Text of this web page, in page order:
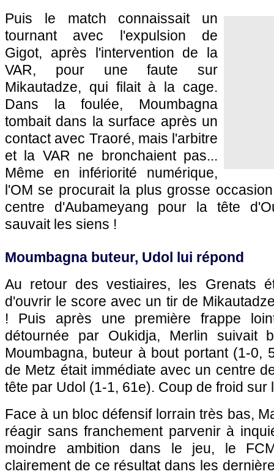
Puis le match connaissait un
tournant avec l'expulsion de
Gigot, après l'intervention de la
VAR, pour une faute sur
Mikautadze, qui filait à la cage.
Dans la foulée, Moumbagna
tombait dans la surface après un
contact avec Traoré, mais l'arbitre
et la VAR ne bronchaient pas...
Même en infériorité numérique,
l'OM se procurait la plus grosse
centre d'Aubameyang pour la tête
sauvait les siens !
Moumbagna buteur, Udol lui répond
Au retour des vestiaires, les Grenats
d'ouvrir le score avec un tir de
! Puis après une première frappe
détournée par Oukidja, Merlin suivait
Moumbagna, buteur à bout portant (1-0,
de Metz était immédiate avec un centre
tête par Udol (1-1, 61e). Coup de froid sur
Face à un bloc défensif lorrain très bas,
réagir sans franchement parvenir à
moindre ambition dans le jeu, le
clairement de ce résultat dans les